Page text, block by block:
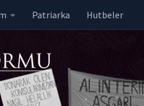
Patriarka Hutbeler